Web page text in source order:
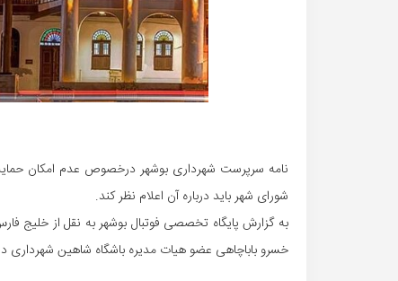
نامه سرپرست شهرداری بوشهر درخصوص عدم امکان
شورای شهر باید درباره آن اعلام نظر کند.
خسرو باباچاهی عضو هیات مدیره باشگاه شاهین شهرداری